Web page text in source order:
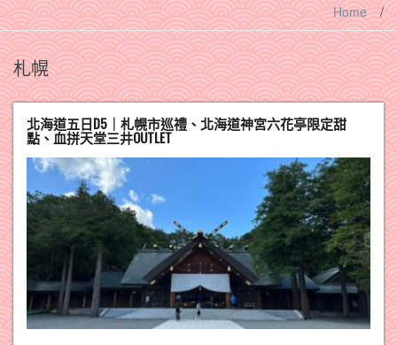
Home /
札幌
北海道五日D5｜札幌市巡禮、北海道神宮六花亭限定甜
點、血拼天堂三井OUTLET